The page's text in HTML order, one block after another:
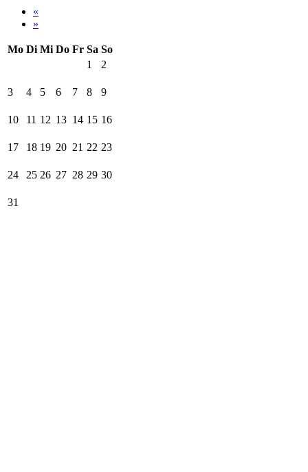
«
»
Mo Di Mi Do Fr Sa So
1
2
3 4 5 6 7 8 9
10 11 12 13 14 15 16
17 18 19 20 21 22 23
24 25 26 27 28 29 30
31